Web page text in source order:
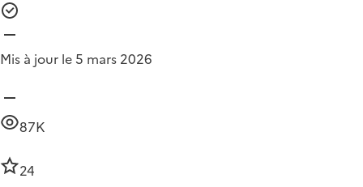
Mis à jour le 5 mars 2026
87K
24